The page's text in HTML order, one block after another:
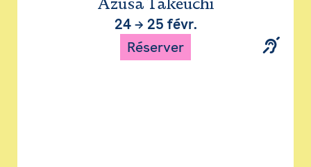
24→ 25 févr.
Réserver